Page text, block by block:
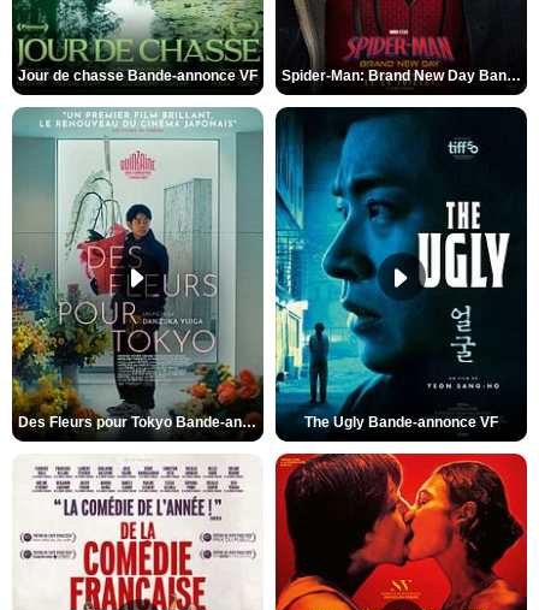
Jour de chasse Bande-annonce VF Spider-Man: Brand New Day Bande-annonce (3) VO STFR
Des Fleurs pour Tokyo Bande-annonce VO STFR The Ugly Bande-annonce VF